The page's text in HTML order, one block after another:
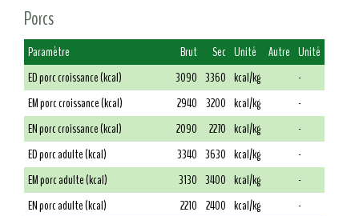
Porcs
Paramètre Brut Sec Unité Autre Unité
ED porc croissance (kcal)
3090 3360 kcal/kg
-
EM porc croissance (kcal)
2940 3200 kcal/kg
-
EN porc croissance (kcal)
2090 2270 kcal/kg
-
ED porc adulte (kcal)
3340 3630 kcal/kg
-
EM porc adulte (kcal)
3130 3400 kcal/kg
-
EN porc adulte (kcal)
2210 2400 kcal/kg
-